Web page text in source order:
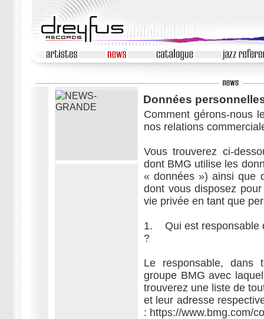
Données
Comment gérons-nous
nos relations
Vous trouverez ci-
dont BMG utilise les
« données ») ainsi que
dont vous disposez
vie privée en tant que
1. Qui est responsable
?
Le responsable, dans
groupe BMG avec
trouverez une liste de
et leur adresse
: https://www.bmg.com/